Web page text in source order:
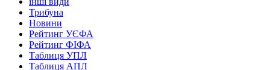
Трибуна
Новини
Рейтинг УЄФА
Рейтинг ФІФА
Таблиця УПЛ
Таблиця АПЛ